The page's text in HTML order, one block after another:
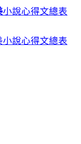
小說心得文總表
說心得文總表